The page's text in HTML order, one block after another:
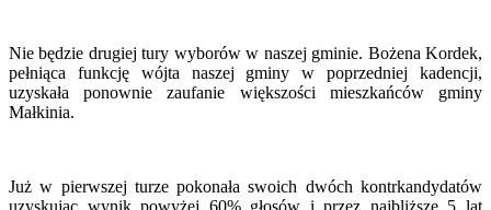
Nie będzie drugiej tury wyborów w naszej gminie. Bożena Kordek,
pełniąca funkcję wójta naszej gminy w poprzedniej kadencji,
uzyskała ponownie zaufanie większości mieszkańców gminy
Małkinia.
Już w pierwszej turze pokonała swoich dwóch kontrkandydatów
uzyskując wynik powyżej 60% głosów i przez najbliższe 5 lat